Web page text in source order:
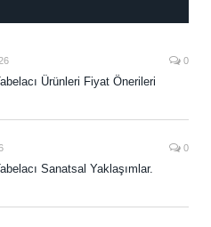
0
Ürünleri Fiyat Önerileri
0
Sanatsal Yaklaşımlar.